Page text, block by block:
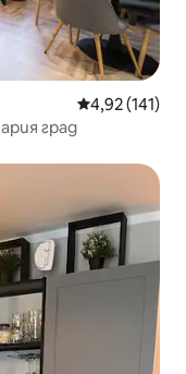
Средна
4,92 (141)
град